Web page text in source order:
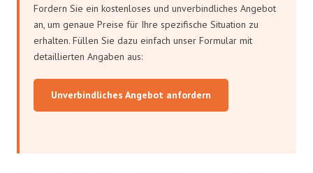
Fordern Sie ein kostenloses und unverbindliches Angebot
an, um genaue Preise für Ihre spezifische Situation zu
erhalten. Füllen Sie dazu einfach unser Formular mit
detaillierten Angaben aus:
Unverbindliches Angebot anfordern